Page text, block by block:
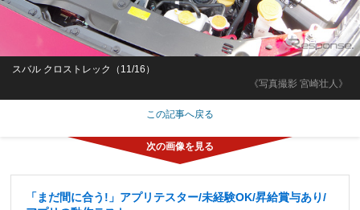
《写真撮影 宮崎壮人》
スバル クロストレック（11/16）
この記事へ戻る
「まだ間に合う!」アプリテスター/未経験OK/昇給賞与あり/